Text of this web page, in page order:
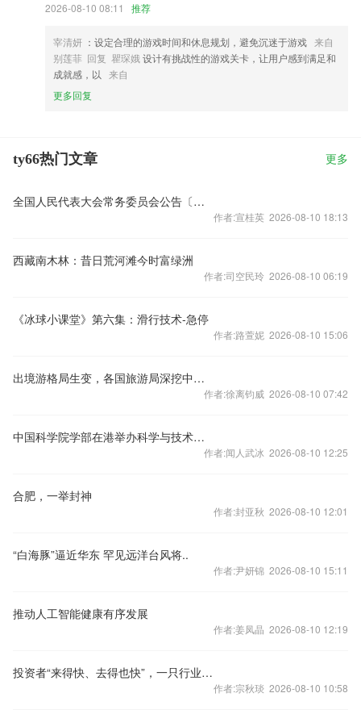
2026-08-10 08:11 推荐
宰清妍 ：设定合理的游戏时间和休息规划，避免沉迷于游戏 来自
别莲菲 回复 瞿琛娥 设计有挑战性的游戏关卡，让用户感到满足和
成就感，以
来自
更多回复
ty66热门文章 更多
全国人民代表大会常务委员会公告〔十三届〕第十九号
作者:宣桂英 2026-08-10 18:13
西藏南木林：昔日荒河滩今时富绿洲
作者:司空民玲 2026-08-10 06:19
《冰球小课堂》第六集：滑行技术-急停
作者:路萱妮 2026-08-10 15:06
出境游格局生变，各国旅游局深挖中国“新游客”
作者:徐离钧威 2026-08-10 07:42
中国科学院学部在港举办科学与技术前沿论坛
作者:闻人武冰 2026-08-10 12:25
合肥，一举封神
作者:封亚秋 2026-08-10 12:01
“白海豚”逼近华东 罕见远洋台风将..
作者:尹妍锦 2026-08-10 15:11
推动人工智能健康有序发展
作者:姜凤晶 2026-08-10 12:19
投资者“来得快、去得也快”，一只行业主题基金的成长“样本”
作者:宗秋琰 2026-08-10 10:58